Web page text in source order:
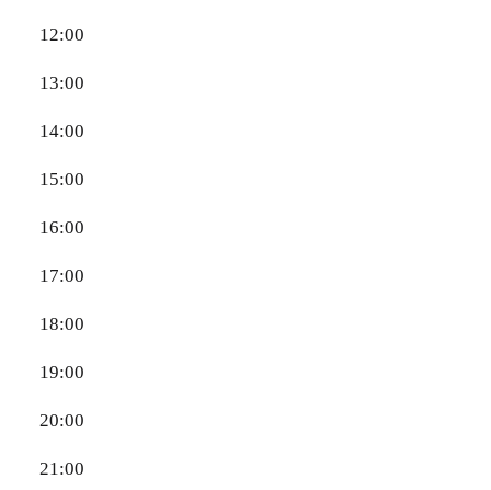
12:00
13:00
14:00
15:00
16:00
17:00
18:00
19:00
20:00
21:00